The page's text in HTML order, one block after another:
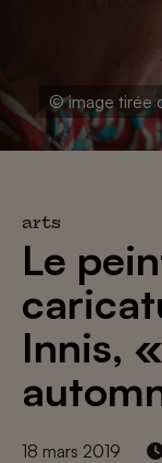
© image tirée
arts
Le
Innis,
18 mars 2019